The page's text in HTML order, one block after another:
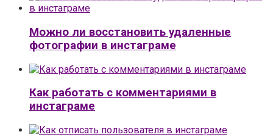
Можно ли восстановить удаленные
фотографии в инстаграме
Как работать с комментариями в
инстаграме